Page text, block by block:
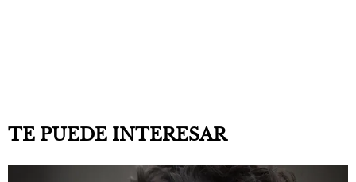
TE PUEDE INTERESAR